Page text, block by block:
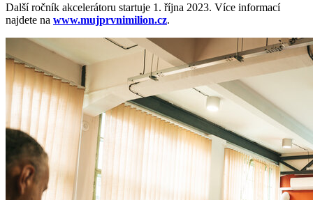
Další ročník akcelerátoru startuje 1. října 2023. Více informací
najdete na www.mujprvnimilion.cz.